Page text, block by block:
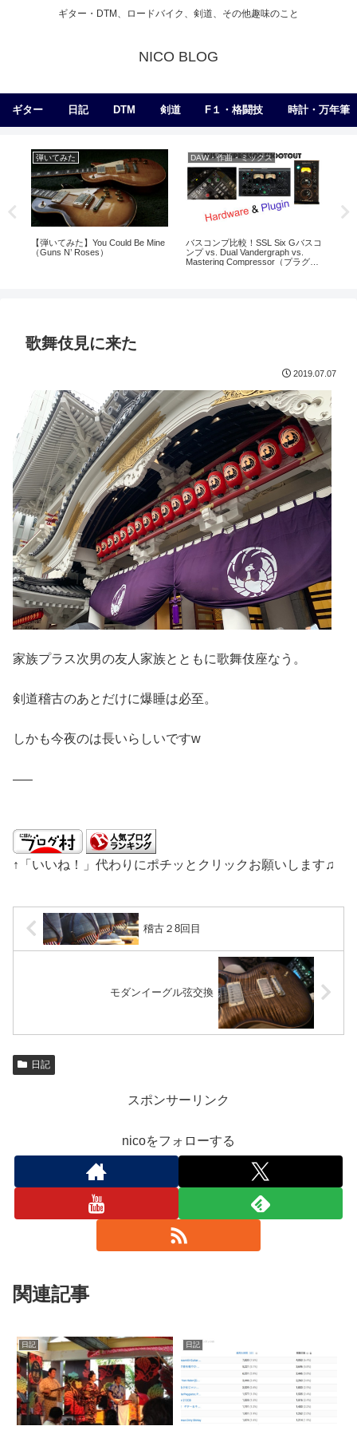
ギター・DTM、ロードバイク、剣道、その他趣味のこと
NICO BLOG
ギター 日記 DTM 剣道 F１・格闘技 時計・万年筆
弾いてみた
【弾いてみた】You Could Be Mine
（Guns N’ Roses）
DAW・作曲・ミックス
バスコンプ比較！SSL Six Gバスコ
ンプ vs. Dual Vandergraph vs.
Mastering Compressor（プラグイ
歌舞伎見に来た
2019.07.07
家族プラス次男の友人家族とともに歌舞伎座なう。
剣道稽古のあとだけに爆睡は必至。
しかも今夜のは長いらしいですw
—–
↑「いいね！」代わりにポチッとクリックお願いします♫
稽古２8回目
モダンイーグル弦交換
日記
スポンサーリンク
nicoをフォローする
関連記事
日記 日記